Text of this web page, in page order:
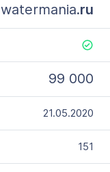
watermania.ru
99 000
21.05.2020
151